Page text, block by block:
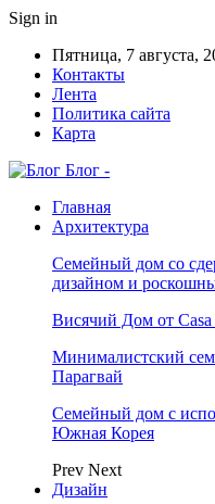
Sign in
Пятница, 7 августа,
Контакты
Лента
Политика сайта
Карта
Блог -
Главная
Архитектура
Семейный дом со
дизайном и
Висячий Дом от
Минималистский
Парагвай
Семейный дом с
Южная Корея
Prev Next
Дизайн